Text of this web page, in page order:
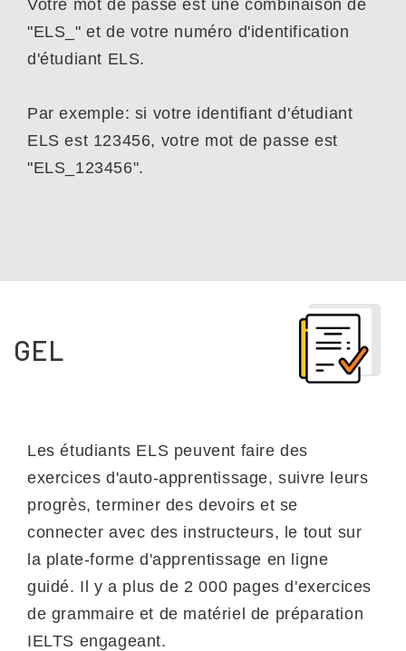
Votre mot de passe est une combinaison de
"ELS_" et de votre numéro d'identification
d'étudiant ELS.
Par exemple: si votre identifiant d'étudiant
ELS est 123456, votre mot de passe est
"ELS_123456".
GEL
Les étudiants ELS peuvent faire des
exercices d'auto-apprentissage, suivre leurs
progrès, terminer des devoirs et se
connecter avec des instructeurs, le tout sur
la plate-forme d'apprentissage en ligne
guidé. Il y a plus de 2 000 pages d'exercices
de grammaire et de matériel de préparation
IELTS engageant.